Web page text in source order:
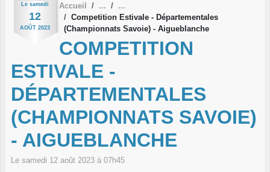
Le samedi
12
AOÛT 2023
Accueil
Competition Estivale - Départementales
(Championnats Savoie) - Aigueblanche
COMPETITION
ESTIVALE -
DÉPARTEMENTALES
(CHAMPIONNATS SAVOIE)
- AIGUEBLANCHE
Le samedi 12 août 2023 à 07h45